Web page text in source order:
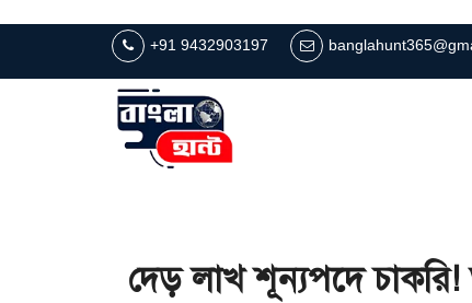
+91 9432903197
দেড় লাখ শূন্যপদে চাকরি!